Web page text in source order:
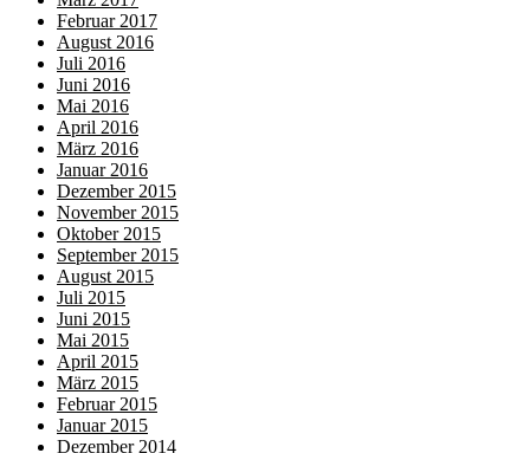
Februar 2017
August 2016
Juli 2016
Juni 2016
Mai 2016
April 2016
März 2016
Januar 2016
Dezember 2015
November 2015
Oktober 2015
September 2015
August 2015
Juli 2015
Juni 2015
Mai 2015
April 2015
März 2015
Februar 2015
Januar 2015
Dezember 2014